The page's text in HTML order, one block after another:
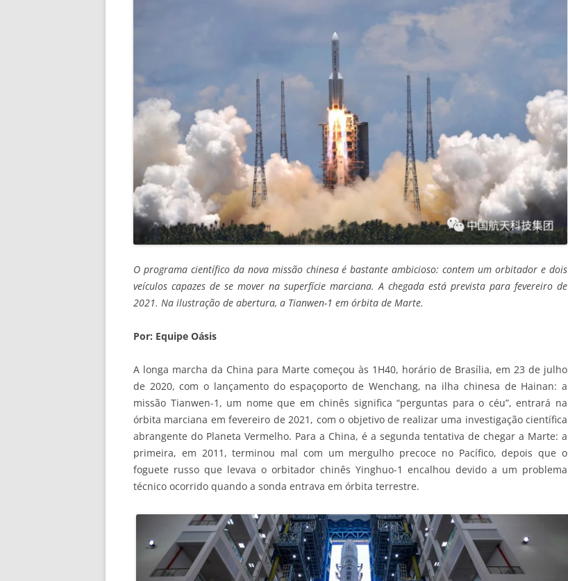
O programa científico da nova missão chinesa é bastante ambicioso: contem um orbitador e dois
veículos capazes de se mover na superfície marciana. A chegada está prevista para fevereiro de
2021. Na ilustração de abertura, a Tianwen-1 em órbita de Marte.
Por: Equipe Oásis
A longa marcha da China para Marte começou às 1H40, horário de Brasília, em 23 de julho
de 2020, com o lançamento do espaçoporto de Wenchang, na ilha chinesa de Hainan: a
missão Tianwen-1, um nome que em chinês significa “perguntas para o céu”, entrará na
órbita marciana em fevereiro de 2021, com o objetivo de realizar uma investigação científica
abrangente do Planeta Vermelho. Para a China, é a segunda tentativa de chegar a Marte: a
primeira, em 2011, terminou mal com um mergulho precoce no Pacífico, depois que o
foguete russo que levava o orbitador chinês Yinghuo-1 encalhou devido a um problema
técnico ocorrido quando a sonda entrava em órbita terrestre.